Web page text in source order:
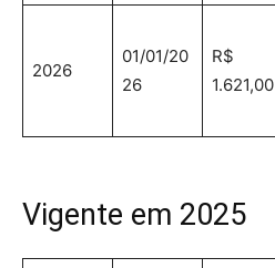
2026
01/01/20
26
R$
1.621,00
Vigente em 2025